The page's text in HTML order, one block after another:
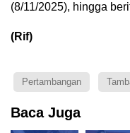
(8/11/2025), hingga
(Rif)
Pertambangan
Baca Juga